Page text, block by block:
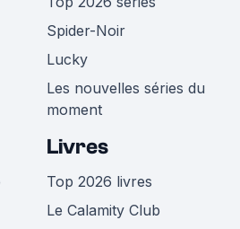
Spider-Noir
Lucky
Les nouvelles séries du
moment
Livres
Top 2026 livres
Le Calamity Club